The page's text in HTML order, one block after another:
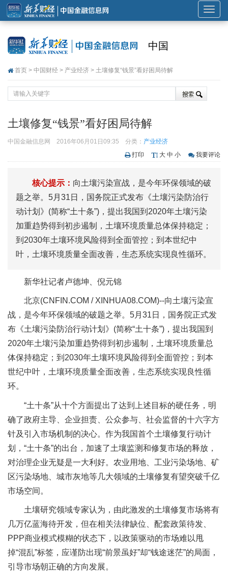
展
开
中国
首页 > 中国财经 > 产业经济 > 土壤修复“钱景”看好困局待解
土壤修复“钱景”看好困局待解
中国金融信息网 2016年06月01日09:35 分类： 产业经济
打印
大 中 小 我要评论
核心提示： 向土壤污染宣战，是今年环保领域的破
题之举。5月31日，国务院正式发布《土壤污染防治行
动计划》(简称“土十条”)，提出我国到2020年土壤污染
加重趋势得到初步遏制，土壤环境质量总体保持稳定；
到2030年土壤环境风险得到全面管控；到本世纪中
叶，土壤环境质量全面改善，生态系统实现良性循环。
新华社记者卢德坤、倪元锦
北京(CNFIN.COM / XINHUA08.COM)--向土壤污染宣
战，是今年环保领域的破题之举。5月31日，国务院正式发
布《土壤污染防治行动计划》(简称“土十条”)，提出我国到
2020年土壤污染加重趋势得到初步遏制，土壤环境质量总
体保持稳定；到2030年土壤环境风险得到全面管控；到本
世纪中叶，土壤环境质量全面改善，生态系统实现良性循
环。
“土十条”从十个方面提出了达到上述目标的硬任务，明
确了政府主导、企业担责、公众参与、社会监督的十六字方
针及引入市场机制的决心。作为我国首个土壤修复行动计
划，“土十条”的出台，加速了土壤监测和修复市场的释放，
对治理企业无疑是一大利好。农业用地、工业污染场地、矿
区污染场地、城市灰地等几大领域的土壤修复有望突破千亿
市场空间。
土壤研究领域专家认为，由此激发的土壤修复市场将有
几万亿蓝海待开发，但在相关法律缺位、配套政策待发、
PPP商业模式模糊的状态下，以政策驱动的市场难以甩
掉“混乱”标签，应谨防出现“前景虽好”却“钱途迷茫”的局面，
引导市场朝正确的方向发展。